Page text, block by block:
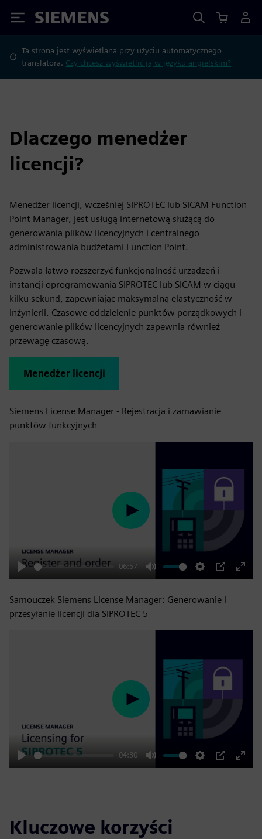
Siemens
Ta strona jest wyświetlana przy użyciu automatycznego
translatora. Czy chcesz wyświetlić ją w języku angielskim?
Dlaczego menedżer
licencji?
Menedżer licencji, wcześniej SIPROTEC lub SICAM Function
Point Manager, jest usługą internetową służącą do
generowania plików licencyjnych i centralnego
administrowania budżetami Function Point.
Pozwala łatwo rozszerzyć funkcjonalność urządzeń i
instancji oprogramowania SIPROTEC lub SICAM w ciągu
kilku sekund, zapewniając maksymalną elastyczność w
inżynierii. Czasowe oddzielenie punktów porządkowych i
generowanie plików licencyjnych zapewnia również
przewagę czasową.
Menedżer licencji
Siemens License Manager - Rejestracja i zamawianie
punktów funkcyjnych
Play
06:57
Mute Settings
PIP
Enter
Play
Samouczek Siemens License Manager: Generowanie i
przesyłanie licencji dla SIPROTEC 5
Play
04:30
Mute Settings
PIP
Enter
Play
Kluczowe korzyści